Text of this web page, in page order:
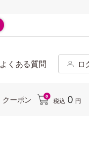
よくある質問 ロ
クーポン 0
税込 0 円